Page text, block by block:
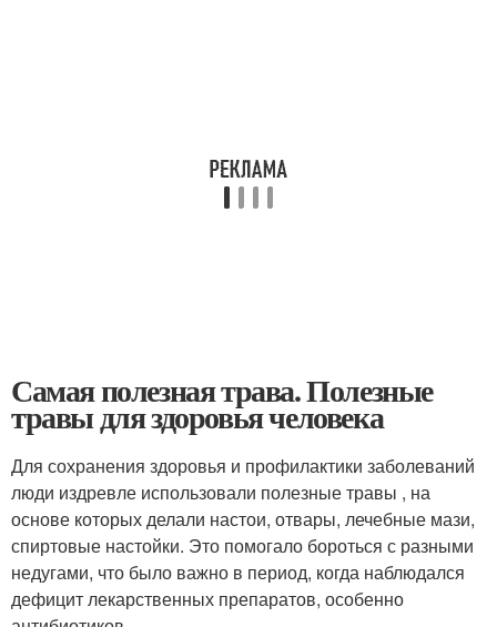
Самая полезная трава. Полезные
травы для здоровья человека
Для сохранения здоровья и профилактики заболеваний
люди издревле использовали полезные травы , на
основе которых делали настои, отвары, лечебные мази,
спиртовые настойки. Это помогало бороться с разными
недугами, что было важно в период, когда наблюдался
дефицит лекарственных препаратов, особенно